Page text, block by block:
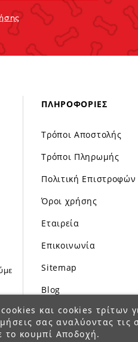
ΠΛΗΡΟΦΟΡΊΕΣ
Τρόποι Αποστολής
Τρόποι Πληρωμής
Πολιτική Επιστροφών
Όροι χρήσης
Εταιρεία
Επικοινωνία
Sitemap
Blog
και cookies τρίτων
σας αναλύοντας
κουμπί Αποδοχή.